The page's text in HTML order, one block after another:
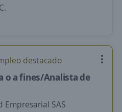
destacado
o a fines/Analista de
Empresarial SAS